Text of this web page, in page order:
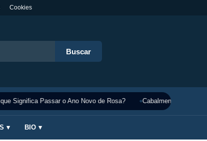
Cookies
Buscar
Significa Passar o Ano Novo de Rosa? Cabalmente
▾ BIO ▾